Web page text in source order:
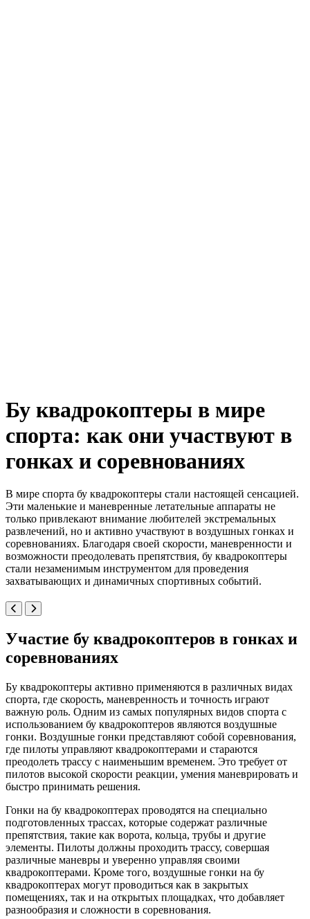
Бу квадрокоптеры в мире
спорта: как они участвуют в
гонках и соревнованиях
В мире спорта бу квадрокоптеры стали настоящей сенсацией.
Эти маленькие и маневренные летательные аппараты не
только привлекают внимание любителей экстремальных
развлечений, но и активно участвуют в воздушных гонках и
соревнованиях. Благодаря своей скорости, маневренности и
возможности преодолевать препятствия, бу квадрокоптеры
стали незаменимым инструментом для проведения
захватывающих и динамичных спортивных событий.
Участие бу квадрокоптеров в гонках и
соревнованиях
Бу квадрокоптеры активно применяются в различных видах
спорта, где скорость, маневренность и точность играют
важную роль. Одним из самых популярных видов спорта с
использованием бу квадрокоптеров являются воздушные
гонки. Воздушные гонки представляют собой соревнования,
где пилоты управляют квадрокоптерами и стараются
преодолеть трассу с наименьшим временем. Это требует от
пилотов высокой скорости реакции, умения маневрировать и
быстро принимать решения.
Гонки на бу квадрокоптерах проводятся на специально
подготовленных трассах, которые содержат различные
препятствия, такие как ворота, кольца, трубы и другие
элементы. Пилоты должны проходить трассу, совершая
различные маневры и уверенно управляя своими
квадрокоптерами. Кроме того, воздушные гонки на бу
квадрокоптерах могут проводиться как в закрытых
помещениях, так и на открытых площадках, что добавляет
разнообразия и сложности в соревнования.